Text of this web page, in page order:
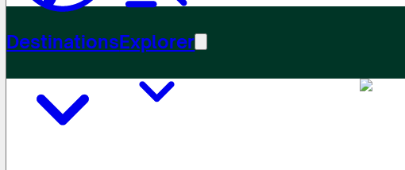
DestinationsExplorer